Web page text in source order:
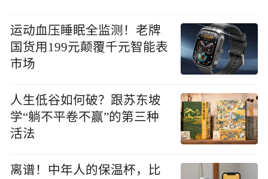
运动血压睡眠全监测！老牌
国货用199元颠覆千元智能表
市场
人生低谷如何破？跟苏东坡
学“躺不平卷不赢”的第三种
活法
离谱！中年人的保温杯，比